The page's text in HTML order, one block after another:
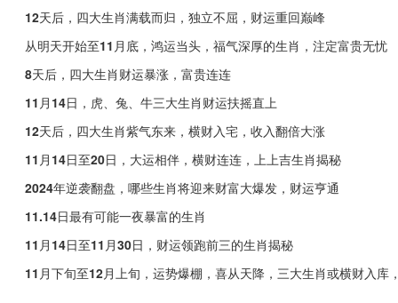
12天后，四大生肖满载而归，独立不屈，财运重回巅峰
从明天开始至11月底，鸿运当头，福气深厚的生肖，注定富贵无忧
8天后，四大生肖财运暴涨，富贵连连
11月14日，虎、兔、牛三大生肖财运扶摇直上
12天后，四大生肖紫气东来，横财入宅，收入翻倍大涨
11月14日至20日，大运相伴，横财连连，上上吉生肖揭秘
2024年逆袭翻盘，哪些生肖将迎来财富大爆发，财运亨通
11.14日最有可能一夜暴富的生肖
11月14日至11月30日，财运领跑前三的生肖揭秘
11月下旬至12月上旬，运势爆棚，喜从天降，三大生肖或横财入库